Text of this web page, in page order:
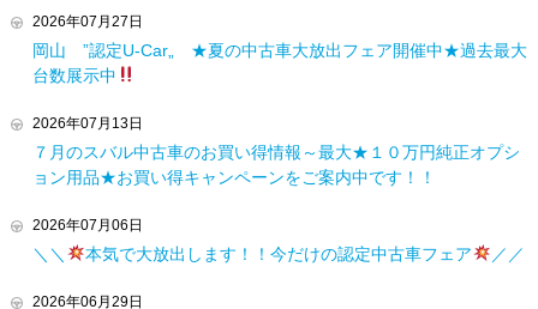
2026年07月27日
岡山 ”認定U-Car„ ★夏の中古車大放出フェア開催中★過去最大
台数展示中
2026年07月13日
７月のスバル中古車のお買い得情報～最大★１０万円純正オプシ
ョン用品★お買い得キャンペーンをご案内中です！！
2026年07月06日
＼＼ 本気で大放出します！！今だけの認定中古車フェア ／／
2026年06月29日